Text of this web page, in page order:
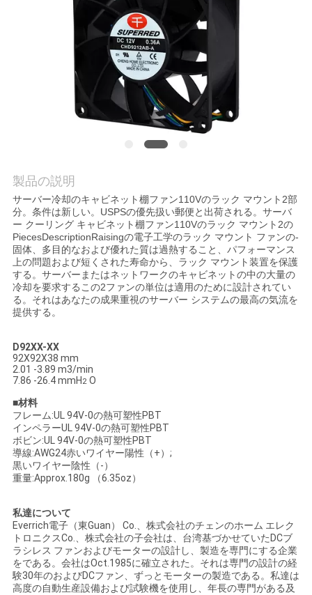
理
私
達
に
連
絡
し
な
さ
い
ュ
ー
ス
製品の説明
サーバー冷却のキャビネット棚ファン110Vのラック マウント2部
分。条件は新しい。USPSの優先扱い郵便と出荷される。サーバ
ー クーリング キャビネット棚ファン110Vのラック マウント2の
PiecesDescriptionRaisingの電子工学のラック マウント ファンの-
固体、多目的なおよび優れた質は過熱すること、パフォーマンス
上の問題および短くされた寿命から、ラック マウント装置を保護
する。サーバーまたはネットワークのキャビネットの中の大量の
冷却を要求するこの2ファンの単位は適用のために設計されてい
る。それはあなたの成果重視のサーバー システムの最高の気流を
提供する。
D92XX-XX
92X92X38 mm
2.01 -3.89 m3/min
7.86 -26.4 mmH 2O
■材料
フレーム:UL 94V-0の熱可塑性PBT
インペラーUL 94V-0の熱可塑性PBT
ボビン:UL 94V-0の熱可塑性PBT
導線:AWG24赤いワイヤー陽性（+）;
黒いワイヤー陰性（-）
重量:Approx.180g （6.35oz）
私達について
Everrich電子（東Guan） Co.、株式会社のチェンのホーム エレク
トロニクスCo.、株式会社の子会社は、台湾基づかせていたDCブ
ラシレス ファンおよびモーターの設計し、製造を専門にする企業
をである。会社はOct.1985に確立された。それは専門の設計の経
験30年のおよびDCファン、ずっとモーターの製造である。私達は
高度の自動生産設備および試験機を使用し、年長の専門がある及